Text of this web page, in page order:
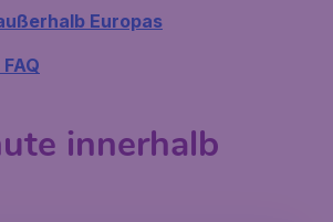
Europas
innerhalb